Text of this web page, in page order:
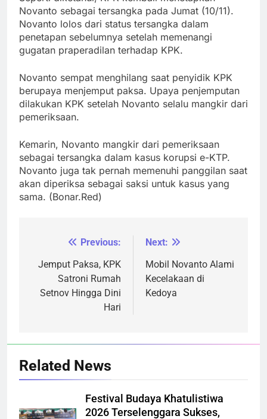
Novanto sebagai tersangka pada Jumat (10/11).
Novanto lolos dari status tersangka dalam
penetapan sebelumnya setelah memenangi
gugatan praperadilan terhadap KPK.
Novanto sempat menghilang saat penyidik KPK
berupaya menjemput paksa. Upaya penjemputan
dilakukan KPK setelah Novanto selalu mangkir dari
pemeriksaan.
Kemarin, Novanto mangkir dari pemeriksaan
sebagai tersangka dalam kasus korupsi e-KTP.
Novanto juga tak pernah memenuhi panggilan saat
akan diperiksa sebagai saksi untuk kasus yang
sama. (Bonar.Red)
Navigasi
pos
Previous:
Jemput Paksa, KPK
Satroni Rumah
Setnov Hingga Dini
Hari
Next:
Mobil Novanto Alami
Kecelakaan di
Kedoya
Related News
Festival Budaya Khatulistiwa
2026 Terselenggara Sukses,